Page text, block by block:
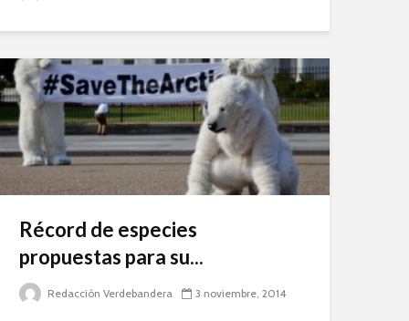
Récord de especies
propuestas para su...
Redacción Verdebandera 3 noviembre, 2014